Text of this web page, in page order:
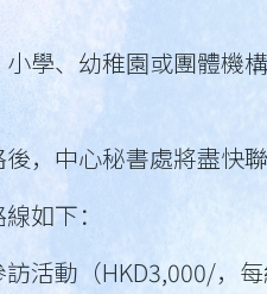
小學、幼稚園或團體機
，中心秘書處將盡快
如下：
活動（HKD3,000/，每